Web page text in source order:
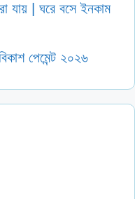
যায় | ঘরে বসে ইনকাম
পেমেন্ট ২০২৬